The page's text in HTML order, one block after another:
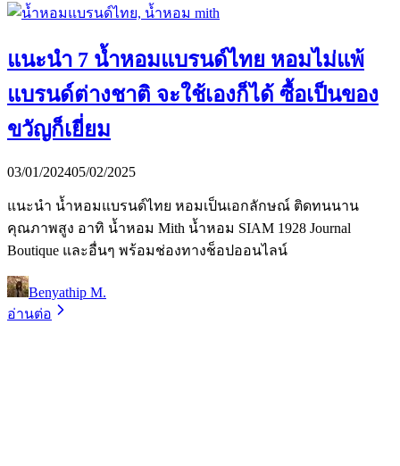
แนะนำ 7 น้ำหอมแบรนด์ไทย หอมไม่แพ้
แบรนด์ต่างชาติ จะใช้เองก็ได้ ซื้อเป็นของ
ขวัญก็เยี่ยม
03/01/202405/02/2025
แนะนำ น้ำหอมแบรนด์ไทย หอมเป็นเอกลักษณ์ ติดทนนาน
คุณภาพสูง อาทิ น้ำหอม Mith น้ำหอม SIAM 1928 Journal
Boutique และอื่นๆ พร้อมช่องทางช็อปออนไลน์
Benyathip M.
อ่านต่อ